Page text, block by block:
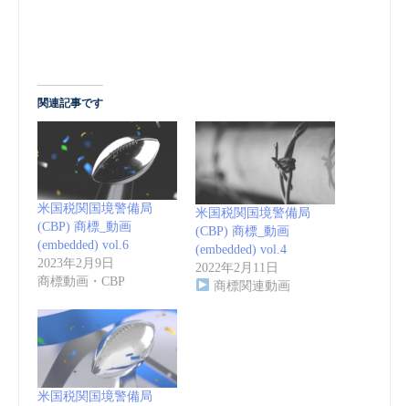
関連記事です
米国税関国境警備局
(CBP) 商標_動画
(embedded) vol.6
2023年2月9日
商標動画・CBP
米国税関国境警備局
(CBP) 商標_動画
(embedded) vol.4
2022年2月11日
商標関連動画
米国税関国境警備局